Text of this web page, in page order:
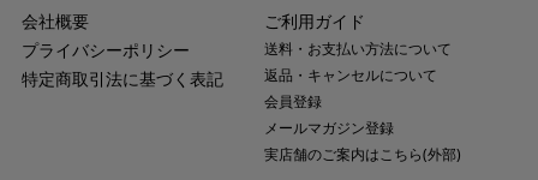
会社概要
プライバシーポリシー
特定商取引法に基づく表記
ご利用ガイド
送料・お支払い方法について
返品・キャンセルについて
会員登録
メールマガジン登録
実店舗のご案内はこちら(外部)